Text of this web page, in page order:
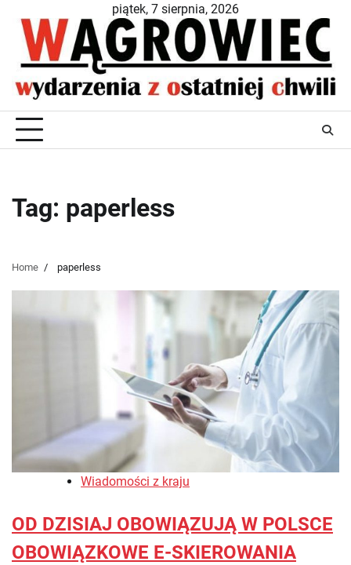
content
piątek, 7 sierpnia, 2026
Tag: paperless
Home paperless
Wiadomości z kraju
OD DZISIAJ OBOWIĄZUJĄ W POLSCE
OBOWIĄZKOWE E-SKIEROWANIA